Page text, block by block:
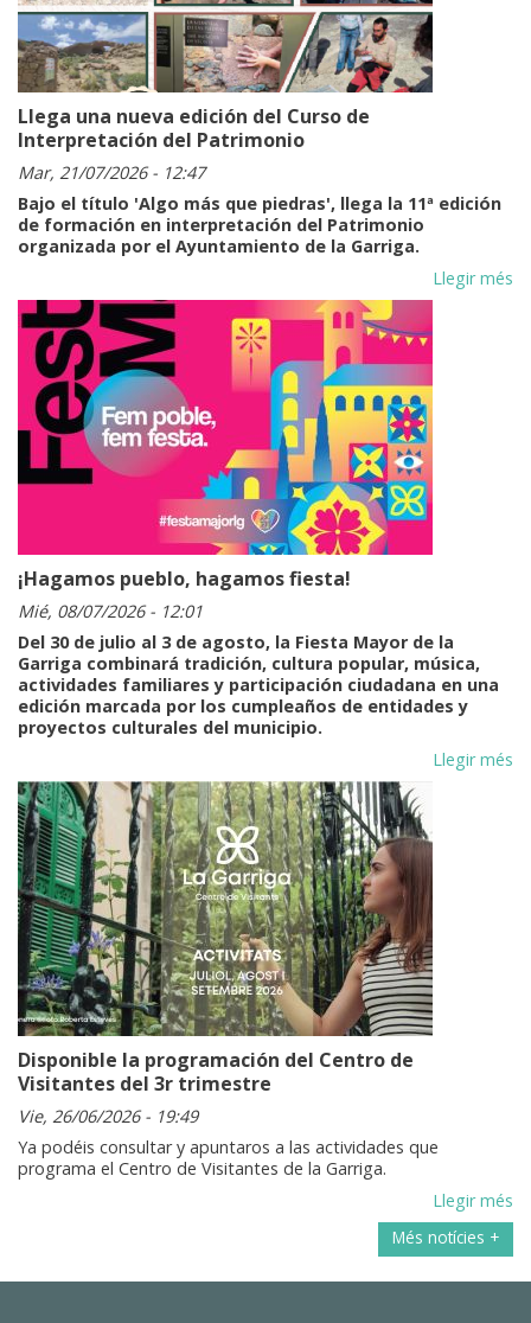
Llega una nueva edición del Curso de
Interpretación del Patrimonio
Mar, 21/07/2026 - 12:47
Bajo el título 'Algo más que piedras', llega la 11ª edición
de formación en interpretación del Patrimonio
organizada por el Ayuntamiento de la Garriga.
Llegir més
¡Hagamos pueblo, hagamos fiesta!
Mié, 08/07/2026 - 12:01
Del 30 de julio al 3 de agosto, la Fiesta Mayor de la
Garriga combinará tradición, cultura popular, música,
actividades familiares y participación ciudadana en una
edición marcada por los cumpleaños de entidades y
proyectos culturales del municipio.
Llegir més
Disponible la programación del Centro de
Visitantes del 3r trimestre
Vie, 26/06/2026 - 19:49
Ya podéis consultar y apuntaros a las actividades que
programa el Centro de Visitantes de la Garriga.
Llegir més
Més notícies +